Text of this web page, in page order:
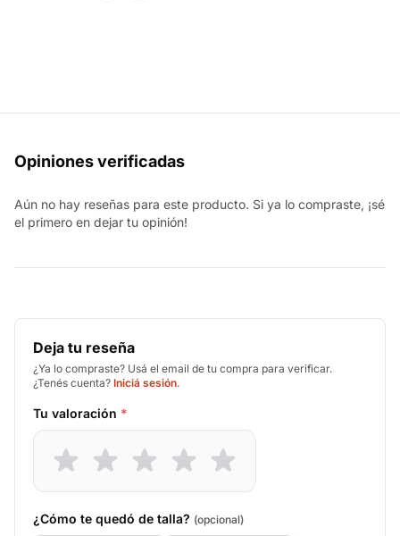
Opiniones verificadas
Aún no hay reseñas para este producto. Si ya lo compraste, ¡sé
el primero en dejar tu opinión!
Deja tu reseña
¿Ya lo compraste? Usá el email de tu compra para verificar.
¿Tenés cuenta? Iniciá sesión.
Tu valoración *
¿Cómo te quedó de talla? (opcional)